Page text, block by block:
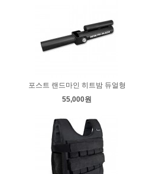
포스트 랜드마인 히트밤 듀얼형
55,000원